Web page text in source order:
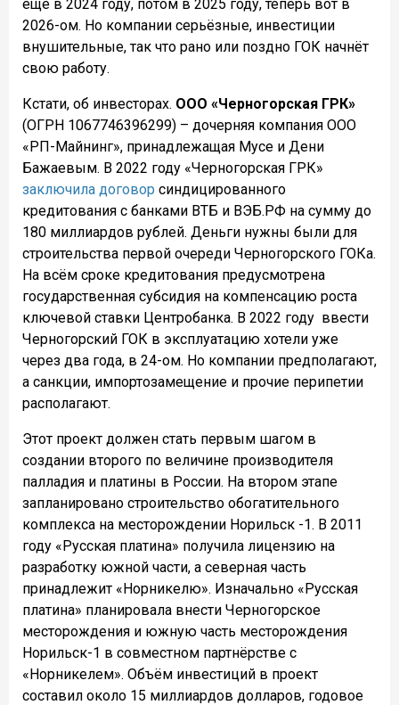
ещё в 2024 году, потом в 2025 году, теперь вот в
2026-ом. Но компании серьёзные, инвестиции
внушительные, так что рано или поздно ГОК начнёт
свою работу.
Кстати, об инвесторах. ООО «Черногорская ГРК»
(ОГРН 1067746396299) – дочерняя компания ООО
«РП-Майнинг», принадлежащая Мусе и Дени
Бажаевым. В 2022 году «Черногорская ГРК»
заключила договор синдицированного
кредитования с банками ВТБ и ВЭБ.РФ на сумму до
180 миллиардов рублей. Деньги нужны были для
строительства первой очереди Черногорского ГОКа.
На всём сроке кредитования предусмотрена
государственная субсидия на компенсацию роста
ключевой ставки Центробанка. В 2022 году ввести
Черногорский ГОК в эксплуатацию хотели уже
через два года, в 24-ом. Но компании предполагают,
а санкции, импортозамещение и прочие перипетии
располагают.
Этот проект должен стать первым шагом в
создании второго по величине производителя
палладия и платины в России. На втором этапе
запланировано строительство обогатительного
комплекса на месторождении Норильск -1. В 2011
году «Русская платина» получила лицензию на
разработку южной части, а северная часть
принадлежит «Норникелю». Изначально «Русская
платина» планировала внести Черногорское
месторождения и южную часть месторождения
Норильск-1 в совместном партнёрстве с
«Норникелем». Объём инвестиций в проект
составил около 15 миллиардов долларов, годовое